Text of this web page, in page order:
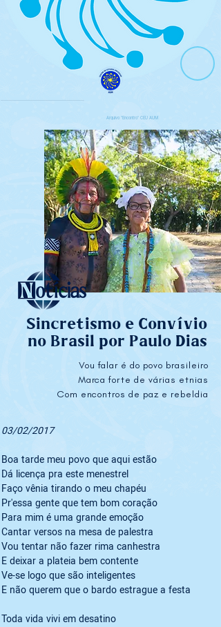
Arquivo "Encontro" CEU AUM
Sincretismo e Convívio
no Brasil por Paulo Dias
Vou falar é do povo brasileiro
Marca forte de várias etnias
Com encontros de paz e rebeldia
03/02/2017
Boa tarde meu povo que aqui estão
Dá licença pra este menestrel
Faço vênia tirando o meu chapéu
Pr'essa gente que tem bom coração
Para mim é uma grande emoção
Cantar versos na mesa de palestra
Vou tentar não fazer rima canhestra
E deixar a plateia bem contente
Ve-se logo que são inteligentes
E não querem que o bardo estrague a festa
Toda vida vivi em desatino